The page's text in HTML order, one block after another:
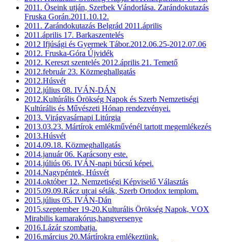
2011. Öseink utján, Szerbek Vándorlása. Zarándokutazás
Fruska Gorán.2011.10.12.
2011. Zarándokutazás Belgrád 2011.április
2011.április 17. Barkaszentelés
2012 Ifjúsági és Gyermek Tábor.2012.06.25-2012.07.06
2012. Fruska-Góra Újvidék
2012. Kereszt szentelés 2012.április 21. Temető
2012.február 23. Közmeghallgatás
2012.Húsvét
2012.július 08. IVÁN-DÁN
2012.Kultúrális Örökség Napok és Szerb Nemzetiségi
Kultúrális és Művészeti Hónap rendezvényei.
2013. Virágvasárnapi Litúrgia
2013.03.23. Mártírok emlékművénél tartott megemlékezés
2013.Húsvét
2014.09.18. Közmeghallgatás
2014.január 06. Karácsony este.
2014.júliús 06. IVÁN-napi búcsú képei.
2014.Nagypéntek, Húsvét
2014.október 12. Nemzetiségi Képviselő Választás
2015.09.09.Rácz utcai séták, Szerb Ortodox templom.
2015.július 05. IVÁN-Dán
2015.szeptember 19-20.Kulturális Örökség Napok, VOX
Mirabilis kamarakórus,hangversenye
2016.Lázár szombatja.
2016.március 20.Mártírokra emlékeztünk.